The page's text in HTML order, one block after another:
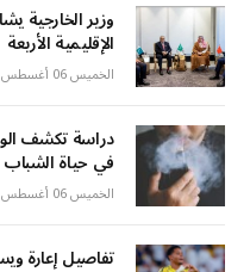
وزير الخارجية
الإقليمية الأربعة
الخميس 06 أغسطس 2:11 ص
دراسة تكشف
في حياة الشباب
الخميس 06 أغسطس 1:44 ص
تفاصيل إعارة